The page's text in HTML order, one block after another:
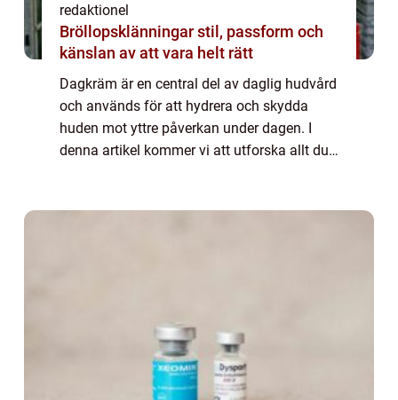
redaktionel
Bröllopsklänningar stil, passform och
känslan av att vara helt rätt
Dagkräm är en central del av daglig hudvård
och används för att hydrera och skydda
huden mot yttre påverkan under dagen. I
denna artikel kommer vi att utforska allt du